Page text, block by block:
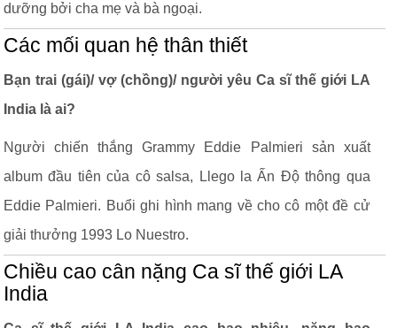
dưỡng bởi cha mẹ và bà ngoại.
Các mối quan hệ thân thiết
Bạn trai (gái)/ vợ (chồng)/ người yêu Ca sĩ thế giới LA
India là ai?
Người chiến thắng Grammy Eddie Palmieri sản xuất
album đầu tiên của cô salsa, Llego la Ấn Độ thông qua
Eddie Palmieri. Buổi ghi hình mang về cho cô một đề cử
giải thưởng 1993 Lo Nuestro.
Chiều cao cân nặng Ca sĩ thế giới LA
India